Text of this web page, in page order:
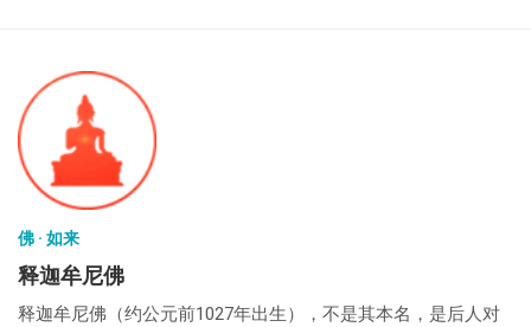
佛 · 如来
释迦牟尼佛
释迦牟尼佛（约公元前1027年出生），不是其本名，是后人对